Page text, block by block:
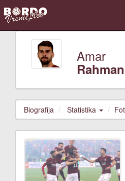
Amar
Biografija Statistika